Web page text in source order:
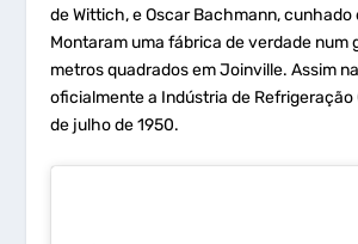
de Wittich, e Oscar Bachmann, cunhado
Montaram uma fábrica de verdade num
metros quadrados em Joinville. Assim
oficialmente a Indústria de Refrigeração
de julho de 1950.